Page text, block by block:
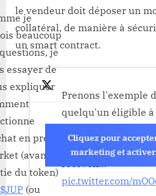
le vendeur doit déposer un
collatéral, de manière à
un smart contract.
je
beaucoup
je
essayer de
expliquer
en pre-
(avant la
du token)
$JUP (ou
Prenons l'exemple
quelqu'un éligible à
@JupiterExchange
pic.twitter.com/
Cliquez pour
marketing et